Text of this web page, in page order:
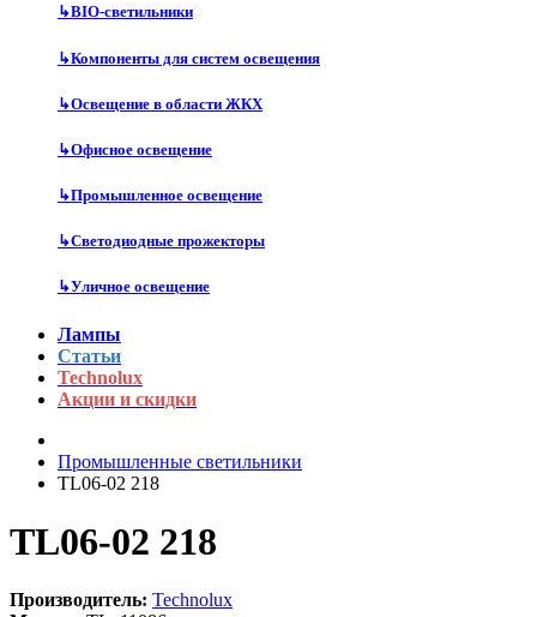
↳BIO-светильники
↳Компоненты для систем освещения
↳Освещение в области ЖКХ
↳Офисное освещение
↳Промышленное освещение
↳Светодиодные прожекторы
↳Уличное освещение
Лампы
Статьи
Technolux
Акции и скидки
Промышленные светильники
TL06-02 218
TL06-02 218
Производитель: Technolux